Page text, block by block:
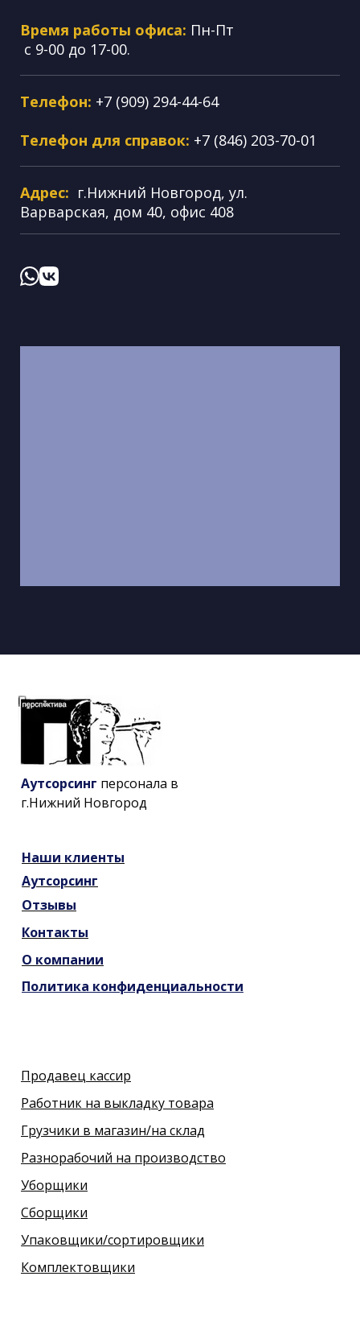
Время работы офиса: Пн-Пт
с 9-00 до 17-00.
Телефон: +7 (909) 294-44-64
Телефон для справок: +7 (846) 203-70-01
Адрес: г.Нижний Новгород, ул.
Варварская, дом 40, офис 408
Политика конфиденциальности
Комплектовщики
Упаковщики/сортировщики
Сборщики
Уборщики
Разнорабочий на производство
Грузчики в магазин/на склад
Работник на выкладку товара
Продавец кассир
О компании
Контакты
Отзывы
Аутсорсинг
Наши клиенты
Аутсорсинг персонала в
г.Нижний Новгород